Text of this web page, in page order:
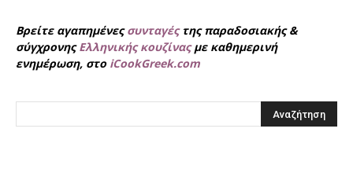
Βρείτε αγαπημένεςσυνταγέςτης παραδοσιακής &
σύγχρονηςΕλληνικής κουζίναςμε καθημερινή
ενημέρωση, στο iCookGreek.com